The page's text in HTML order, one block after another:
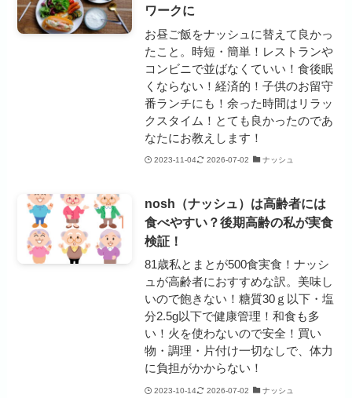
ワークに
お昼ご飯をナッシュに替えて良かっ
たこと。時短・簡単！レストランや
コンビニで並ばなくていい！食後眠
くならない！経済的！子供のお留守
番ランチにも！余った時間はリラッ
クスタイム！とても良かったのであ
なたにお教えします！
2023-11-04 2026-07-02 ナッシュ
nosh（ナッシュ）は高齢者には
食べやすい？後期高齢の私が実食
検証！
81歳私とまとが500食実食！ナッシ
ュが高齢者におすすめな訳。美味し
いので飽きない！糖質30ｇ以下・塩
分2.5g以下で健康管理！和食も多
い！火を使わないので安全！買い
物・調理・片付け一切なしで、体力
に負担がかからない！
2023-10-14 2026-07-02 ナッシュ